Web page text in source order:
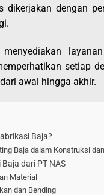
dikerjakan dengan
menyediakan
setiap
awal hingga akhir.
Baja?
Baja dalam Konstruksi
dari PT NAS
Material
dan Bending